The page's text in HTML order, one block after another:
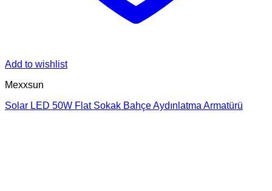
Add to wishlist
Mexxsun
Solar LED 50W Flat Sokak Bahçe Aydınlatma Armatürü